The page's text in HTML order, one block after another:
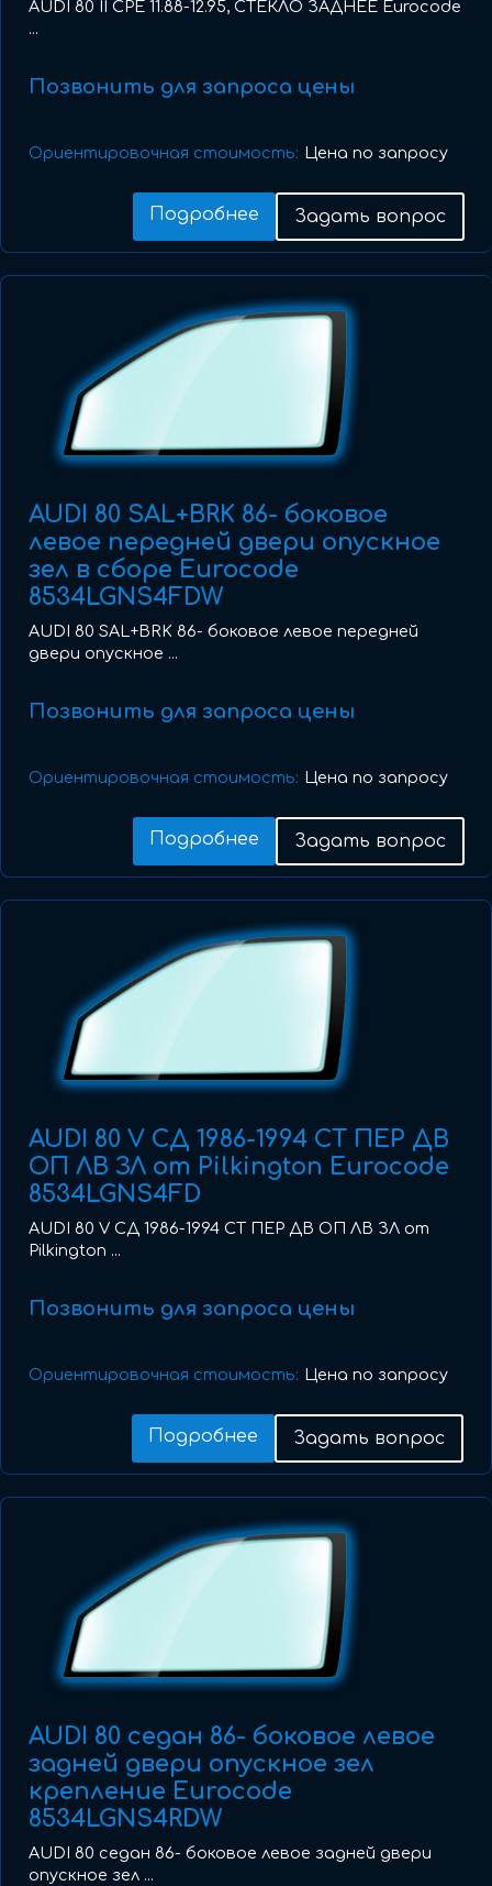
AUDI 80 II CPE 11.88-12.95, СТЕКЛО ЗАДНЕЕ Eurocode
...
Позвонить для запроса цены
Ориентировочная стоимость: Цена по запросу
Подробнее Задать вопрос
AUDI 80 SAL+BRK 86- боковое
левое передней двери опускное
зел в сборе Eurocode
8534LGNS4FDW
AUDI 80 SAL+BRK 86- боковое левое передней
двери опускное ...
Позвонить для запроса цены
Ориентировочная стоимость: Цена по запросу
Подробнее Задать вопрос
AUDI 80 V СД 1986-1994 СТ ПЕР ДВ
ОП ЛВ ЗЛ от Pilkington Eurocode
8534LGNS4FD
AUDI 80 V СД 1986-1994 СТ ПЕР ДВ ОП ЛВ ЗЛ от
Pilkington ...
Позвонить для запроса цены
Ориентировочная стоимость: Цена по запросу
Подробнее Задать вопрос
AUDI 80 седан 86- боковое левое
задней двери опускное зел
крепление Eurocode
8534LGNS4RDW
AUDI 80 седан 86- боковое левое задней двери
опускное зел ...